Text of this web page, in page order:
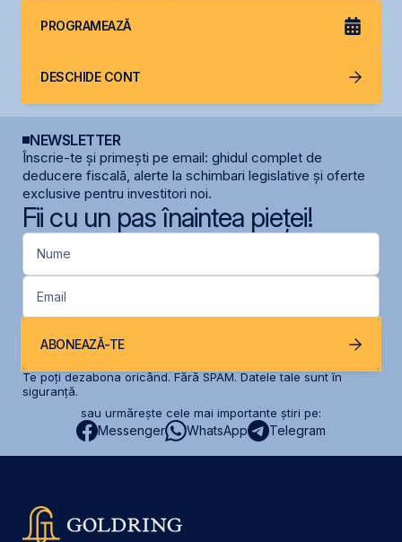
PROGRAMEAZĂ
DESCHIDE CONT
NEWSLETTER
Înscrie-te și primești pe email: ghidul complet de
deducere fiscală, alerte la schimbari legislative și oferte
exclusive pentru investitori noi.
Fii cu un pas înaintea pieței!
Nume
Email
ABONEAZĂ-TE
Te poți dezabona oricând. Fără SPAM. Datele tale sunt în
siguranță.
sau urmărește cele mai importante știri pe:
Messenger WhatsApp Telegram